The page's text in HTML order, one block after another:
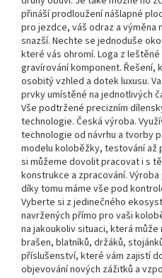
přináší prodloužení nášlapné
pro jezdce, váš odraz a výměna
snazší. Nechte se jednoduše
které vás ohromí. Loga z
gravírování komponent. Řešení,
osobitý vzhled a dotek luxusu.
prvky umístěné na jednotlivých
Vše podtržené precizním
technologie. Česká výroba.
technologie od návrhu a tvorby
modelu koloběžky, testování až
si můžeme dovolit pracovat i s
konstrukce a zpracování. Výroba
díky tomu máme vše pod
Vyberte si z jedinečného
navržených přímo pro vaši
na jakoukoliv situaci, která
brašen, blatníků, držáků,
příslušenství, které vám zajistí
objevování nových zážitků a